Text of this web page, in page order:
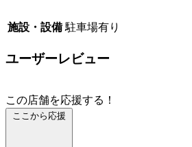
施設・設備 駐車場有り
ユーザーレビュー
この店舗を応援する！
ここから応援